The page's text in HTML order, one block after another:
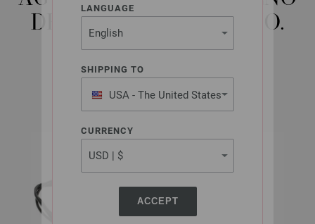
LANGUAGE
SHIPPING TO
USA - The United States
of America
CURRENCY
ACCEPT
DE MADERA COLOR NO.
4,5/80CM